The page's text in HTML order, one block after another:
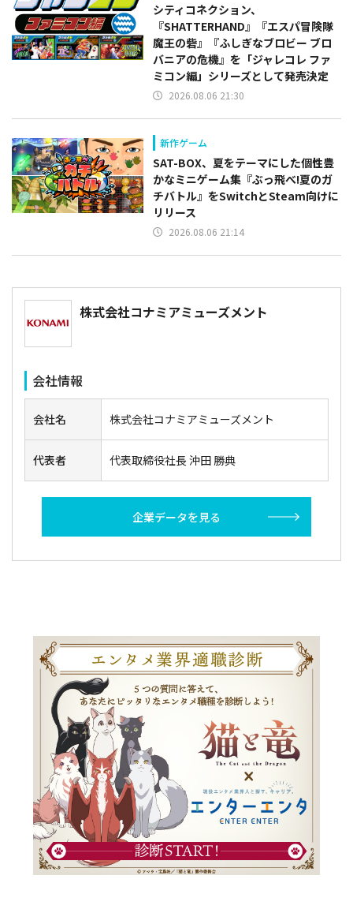
シティコネクション、
『SHATTERHAND』『エスパ冒険隊
魔王の砦』『ふしぎなブロビー ブロ
バニアの危機』を「ジャレコレ ファ
ミコン編」シリーズとして発売決定
2026.08.06 21:30
新作ゲーム
SAT-BOX、夏をテーマにした個性豊
かなミニゲーム集『ぶっ飛べ!夏のガ
チバトル』をSwitchとSteam向けに
リリース
2026.08.06 21:14
株式会社コナミアミューズメント
会社情報
会社名 株式会社コナミアミューズメント
代表者 代表取締役社長 沖田 勝典
企業データを見る